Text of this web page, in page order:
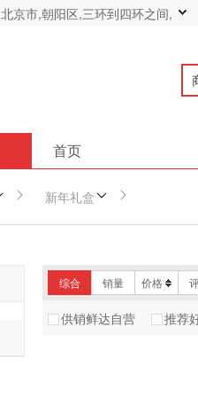
北京市,朝阳区,三环到四环之间,
首页
新年礼盒
综合 销量 价格
供销鲜达自营 推荐